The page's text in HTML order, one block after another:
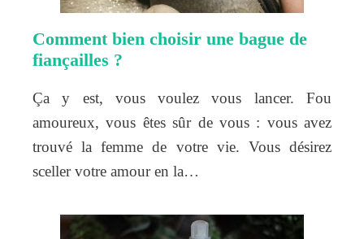
Comment bien choisir une bague de
fiançailles ?
Ça y est, vous voulez vous lancer. Fou
amoureux, vous êtes sûr de vous : vous avez
trouvé la femme de votre vie. Vous désirez
sceller votre amour en la…